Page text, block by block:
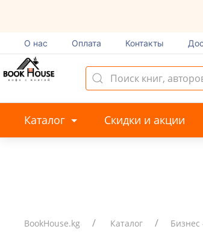
О нас Оплата Контакты
Каталог Скидки и акции
BookHouse.kg Каталог Бизнес